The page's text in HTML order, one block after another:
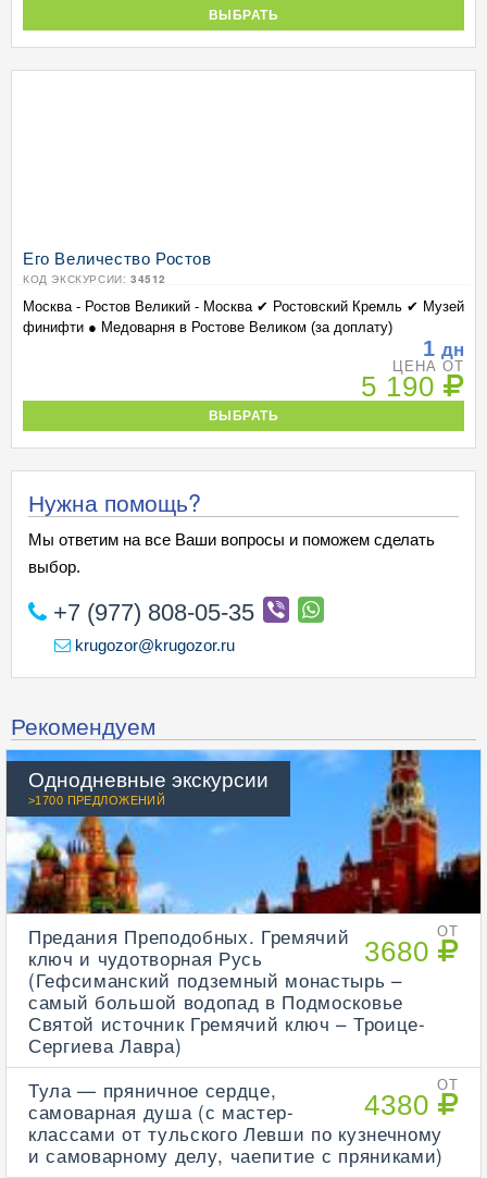
ВЫБРАТЬ
Его Величество Ростов
КОД ЭКСКУРСИИ: 34512
Москва - Ростов Великий - Москва ✔ Ростовский Кремль ✔ Музей
финифти ● Медоварня в Ростове Великом (за доплату)
1 дн
ЦЕНА ОТ
5 190
ВЫБРАТЬ
Нужна помощь?
Мы ответим на все Ваши вопросы и поможем сделать
выбор.
+7 (977) 808-05-35
krugozor@krugozor.ru
Рекомендуем
Однодневные экскурсии
>1700 ПРЕДЛОЖЕНИЙ
ОТ
3680
Предания Преподобных. Гремячий
ключ и чудотворная Русь
(Гефсиманский подземный монастырь –
самый большой водопад в Подмосковье
Святой источник Гремячий ключ – Троице-
Сергиева Лавра)
ОТ
4380
Тула — пряничное сердце,
самоварная душа (с мастер-
классами от тульского Левши по кузнечному
и самоварному делу, чаепитие с пряниками)